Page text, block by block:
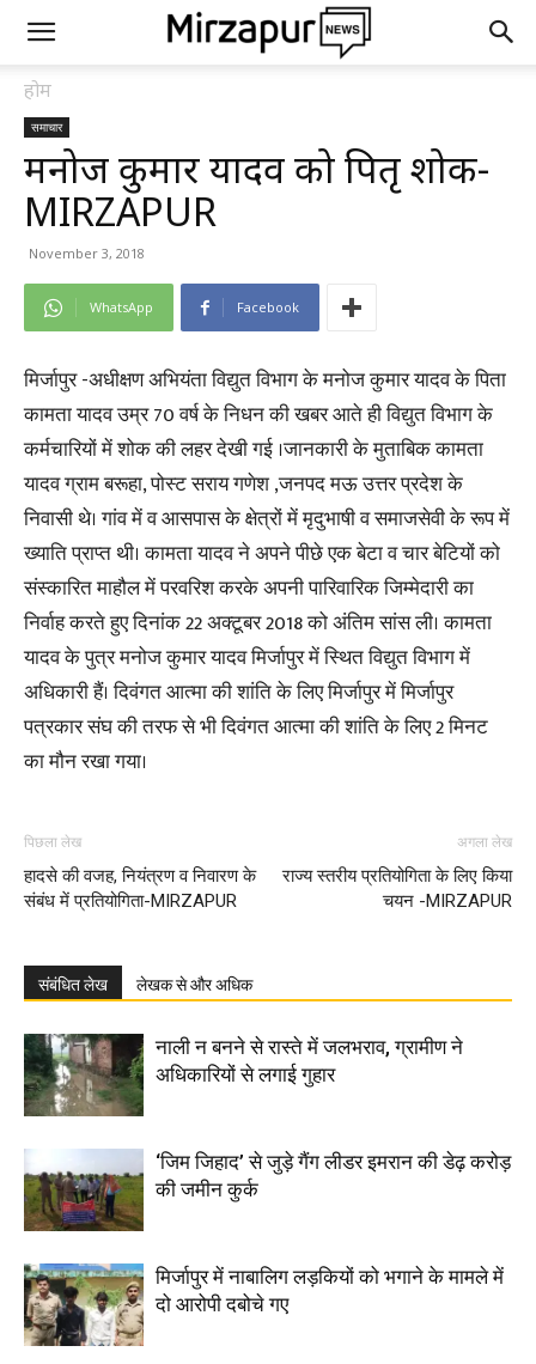
होम
समाचार
मनोज कुमार यादव को पितृ शोक-
MIRZAPUR
November 3, 2018
WhatsApp Facebook
मिर्जापुर -अधीक्षण अभियंता विद्युत विभाग के मनोज कुमार यादव के पिता
कामता यादव उम्र 70 वर्ष के निधन की खबर आते ही विद्युत विभाग के
कर्मचारियों में शोक की लहर देखी गई ।जानकारी के मुताबिक कामता
यादव ग्राम बरूहा, पोस्ट सराय गणेश ,जनपद मऊ उत्तर प्रदेश के
निवासी थे। गांव में व आसपास के क्षेत्रों में मृदुभाषी व समाजसेवी के रूप में
ख्याति प्राप्त थी। कामता यादव ने अपने पीछे एक बेटा व चार बेटियों को
संस्कारित माहौल में परवरिश करके अपनी पारिवारिक जिम्मेदारी का
निर्वाह करते हुए दिनांक 22 अक्टूबर 2018 को अंतिम सांस ली। कामता
यादव के पुत्र मनोज कुमार यादव मिर्जापुर में स्थित विद्युत विभाग में
अधिकारी हैं। दिवंगत आत्मा की शांति के लिए मिर्जापुर में मिर्जापुर
पत्रकार संघ की तरफ से भी दिवंगत आत्मा की शांति के लिए 2 मिनट
का मौन रखा गया।
पिछला लेख
हादसे की वजह, नियंत्रण व निवारण के
संबंध में प्रतियोगिता-MIRZAPUR
अगला लेख
राज्य स्तरीय प्रतियोगिता के लिए किया
चयन -MIRZAPUR
संबंधित लेख लेखक से और अधिक
नाली न बनने से रास्ते में जलभराव, ग्रामीण ने
अधिकारियों से लगाई गुहार
‘जिम जिहाद’ से जुड़े गैंग लीडर इमरान की डेढ़ करोड़
की जमीन कुर्क
मिर्जापुर में नाबालिग लड़कियों को भगाने के मामले में
दो आरोपी दबोचे गए